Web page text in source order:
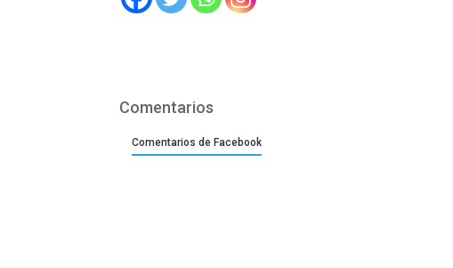
Comentarios
Comentarios de Facebook